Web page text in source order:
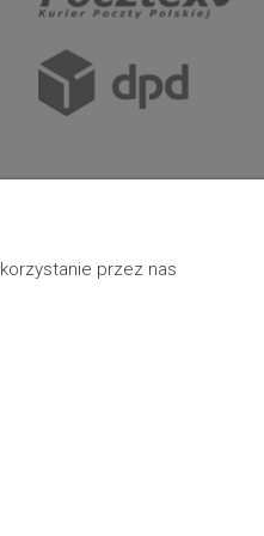
przez nas